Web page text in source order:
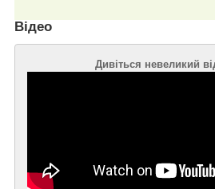
Відео
Дивіться невеликий